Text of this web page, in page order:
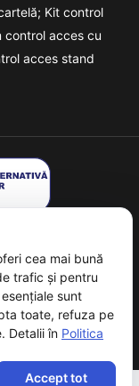
Kit control
control acces cu
acces stand
Digital Agency
cea mai bună
trafic și pentru
sunt
toate, refuza pe
Detalii în Politica
Accept tot